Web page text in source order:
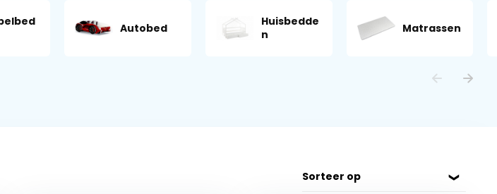
Autobed
Huisbedde
n
Matrassen
Sorteer op